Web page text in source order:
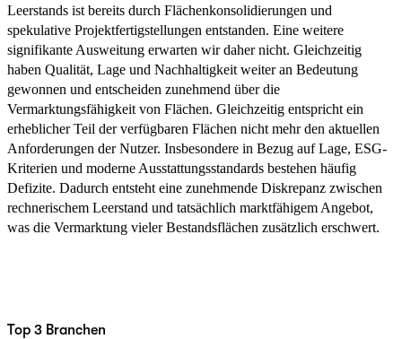
Leerstands ist bereits durch Flächenkonsolidierungen und
spekulative Projektfertigstellungen entstanden. Eine weitere
signifikante Ausweitung erwarten wir daher nicht. Gleichzeitig
haben Qualität, Lage und Nachhaltigkeit weiter an Bedeutung
gewonnen und entscheiden zunehmend über die
Vermarktungsfähigkeit von Flächen. Gleichzeitig entspricht ein
erheblicher Teil der verfügbaren Flächen nicht mehr den aktuellen
Anforderungen der Nutzer. Insbesondere in Bezug auf Lage, ESG-
Kriterien und moderne Ausstattungsstandards bestehen häufig
Defizite. Dadurch entsteht eine zunehmende Diskrepanz zwischen
rechnerischem Leerstand und tatsächlich marktfähigem Angebot,
was die Vermarktung vieler Bestandsflächen zusätzlich erschwert.
Top 3 Branchen